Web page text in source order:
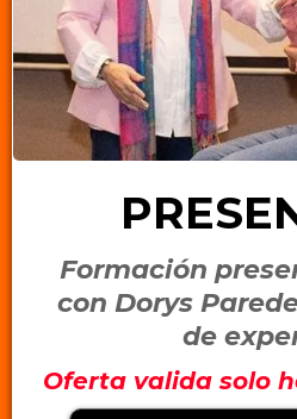
Formación
con Dorys
de
Oferta valida solo